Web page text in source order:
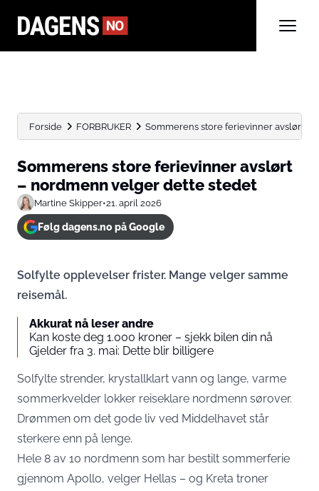
Forside FORBRUKER Sommerens store ferievinner avslørt –
Sommerens store ferievinner avslørt
– nordmenn velger dette stedet
Martine Skipper•21. april 2026
Følg dagens.no på Google
Solfylte opplevelser frister. Mange velger samme
reisemål.
Akkurat nå leser andre
Kan koste deg 1.000 kroner – sjekk bilen din nå
Gjelder fra 3. mai: Dette blir billigere
Solfylte strender, krystallklart vann og lange, varme
sommerkvelder lokker reiseklare nordmenn sørover.
Drømmen om det gode liv ved Middelhavet står
sterkere enn på lenge.
Hele 8 av 10 nordmenn som har bestilt sommerferie
gjennom Apollo, velger Hellas – og Kreta troner